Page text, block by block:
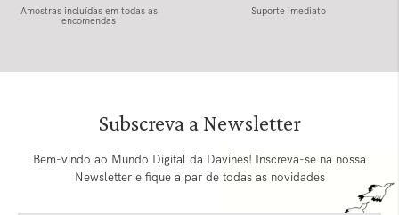
Amostras incluídas em todas as
encomendas
Suporte imediato
Subscreva a Newsletter
Bem-vindo ao Mundo Digital da Davines! Inscreva-se na nossa
Newsletter e fique a par de todas as novidades